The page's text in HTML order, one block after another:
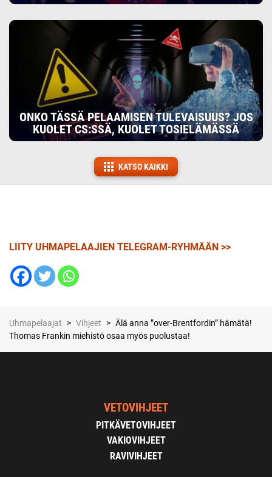
ONKO TÄSSÄ PELAAMISEN TULEVAISUUS? JOS
KUOLET CS:SSÄ, KUOLET TOSIELÄMÄSSÄ
KATSO KAIKKI
LIITY UHMAPELAAJIEN TELEGRAM-RYHMÄÄN >>
Uhmapelaajat > Vihjeet > Älä anna ”over-Brentfordin” hämätä!
Thomas Frankin miehistö osaa myös puolustaa!
VETOVIHJEET
PITKÄVETOVIHJEET
VAKIOVIHJEET
RAVIVIHJEET